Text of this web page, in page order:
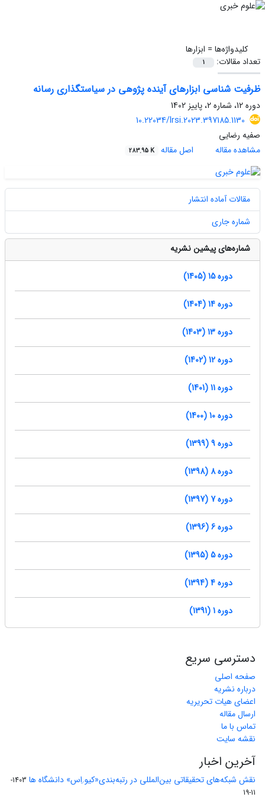
کلیدواژه‌ها = ابزارها
تعداد مقالات:
1
ظرفیت شناسی ابزارهای آینده پژوهی در سیاستگذاری رسانه
دوره 12، شماره 2، پاییز 1402
10.22034/lrsi.2023.397185.1130
صفیه رضایی
مشاهده مقاله
اصل مقاله 283.95 K
مقالات آماده انتشار
شماره جاری
شماره‌های پیشین نشریه
دوره 15 (1405)
دوره 14 (1404)
دوره 13 (1403)
دوره 12 (1402)
دوره 11 (1401)
دوره 10 (1400)
دوره 9 (1399)
دوره 8 (1398)
دوره 7 (1397)
دوره 6 (1396)
دوره 5 (1395)
دوره 4 (1394)
دوره 1 (1391)
دسترسی سریع
صفحه اصلی
درباره نشریه
اعضای هیات تحریریه
ارسال مقاله
تماس با ما
نقشه سایت
آخرین اخبار
نقش شبکه‌های تحقیقاتی بین‌المللی در رتبه‌بندی«کیو.اِس» دانشگاه ها
1403-
11-19